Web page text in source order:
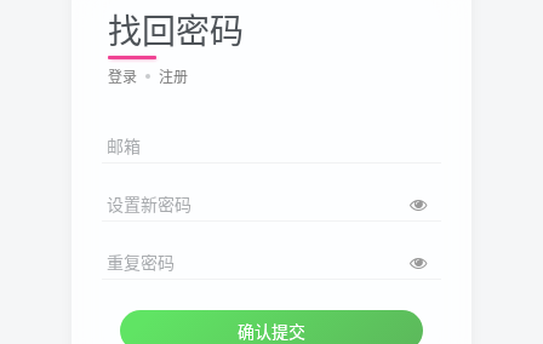
找回密码
登录 注册
邮箱
设置新密码
重复密码
确认提交